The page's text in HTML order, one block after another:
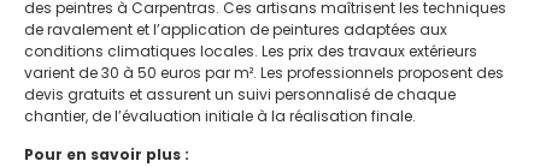
des peintres à Carpentras. Ces artisans maîtrisent les techniques
de ravalement et l’application de peintures adaptées aux
conditions climatiques locales. Les prix des travaux extérieurs
varient de 30 à 50 euros par m². Les professionnels proposent des
devis gratuits et assurent un suivi personnalisé de chaque
chantier, de l’évaluation initiale à la réalisation finale.
Pour en savoir plus :